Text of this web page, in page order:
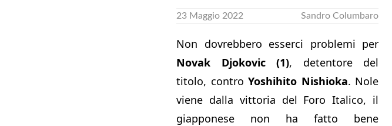
23 Maggio 2022 Sandro Columbaro
Non dovrebbero esserci problemi per
Novak Djokovic (1), detentore del
titolo, contro Yoshihito Nishioka. Nole
viene dalla vittoria del Foro Italico, il
giapponese non ha fatto bene